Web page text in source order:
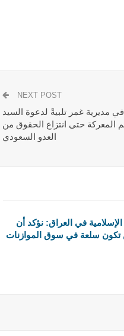
NEXT POST
مديرية غمر تلبيةً لدعوة السيد
المعركة حتى انتزاع الحقوق من
العدو السعودي
في العراق: نؤكد أن
تكون سلعة في سوق الموازنات